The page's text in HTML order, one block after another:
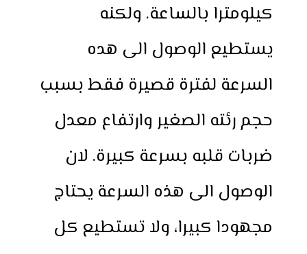
كيلومترا بالساعة. ولكنه
يستطيع الوصول الى هده
السرعة لفترة قصيرة فقط بسبب
حجم رئته الصغير وارتفاع معدل
ضربات قلبه بسرعة كبيرة. لان
الوصول الى هذه السرعة يحتاج
مجهودا كبيرا، ولا تستطيع كل